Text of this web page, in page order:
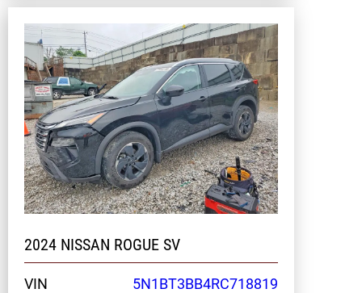
2024 NISSAN ROGUE SV
VIN
5N1BT3BB4RC718819